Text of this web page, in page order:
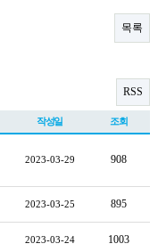
목록
RSS
작성일 조회
2023-03-29 908
2023-03-25 895
2023-03-24 1003